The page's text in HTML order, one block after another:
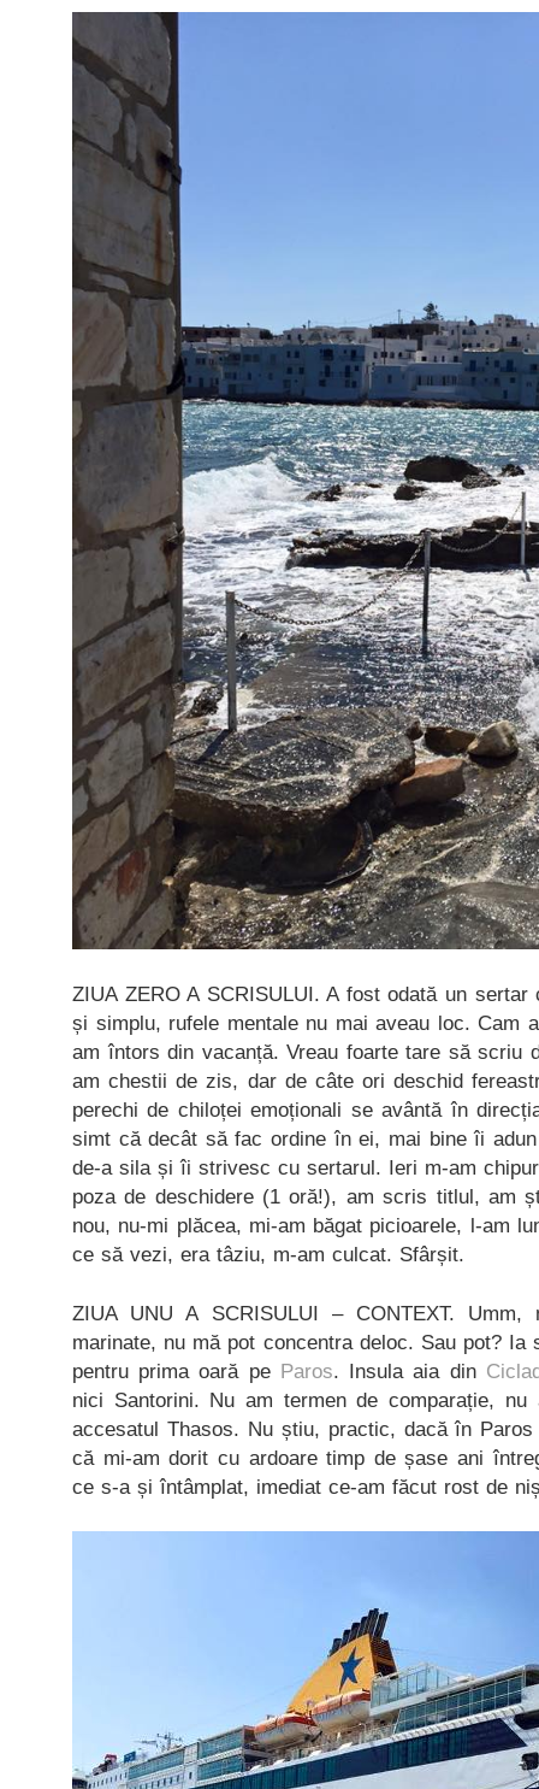
ZIUA ZERO A SCRISULUI. A fost odată un
și simplu, rufele mentale nu mai aveau loc. Cam
am întors din vacanță. Vreau foarte tare să scriu
am chestii de zis, dar de câte ori deschid
perechi de chiloței emoționali se avântă în
simt că decât să fac ordine în ei, mai bine îi
de-a sila și îi strivesc cu sertarul. Ieri m-am
poza de deschidere (1 oră!), am scris titlul, am
nou, nu-mi plăcea, mi-am băgat picioarele, l-am
ce să vezi, era tâziu, m-am culcat. Sfârșit.
ZIUA UNU A SCRISULUI – CONTEXT.
marinate, nu mă pot concentra deloc. Sau pot? Ia
pentru prima oară pe Paros. Insula aia din
nici Santorini. Nu am termen de comparație,
accesatul Thasos. Nu știu, practic, dacă în
că mi-am dorit cu ardoare timp de șase ani
ce s-a și întâmplat, imediat ce-am făcut rost de